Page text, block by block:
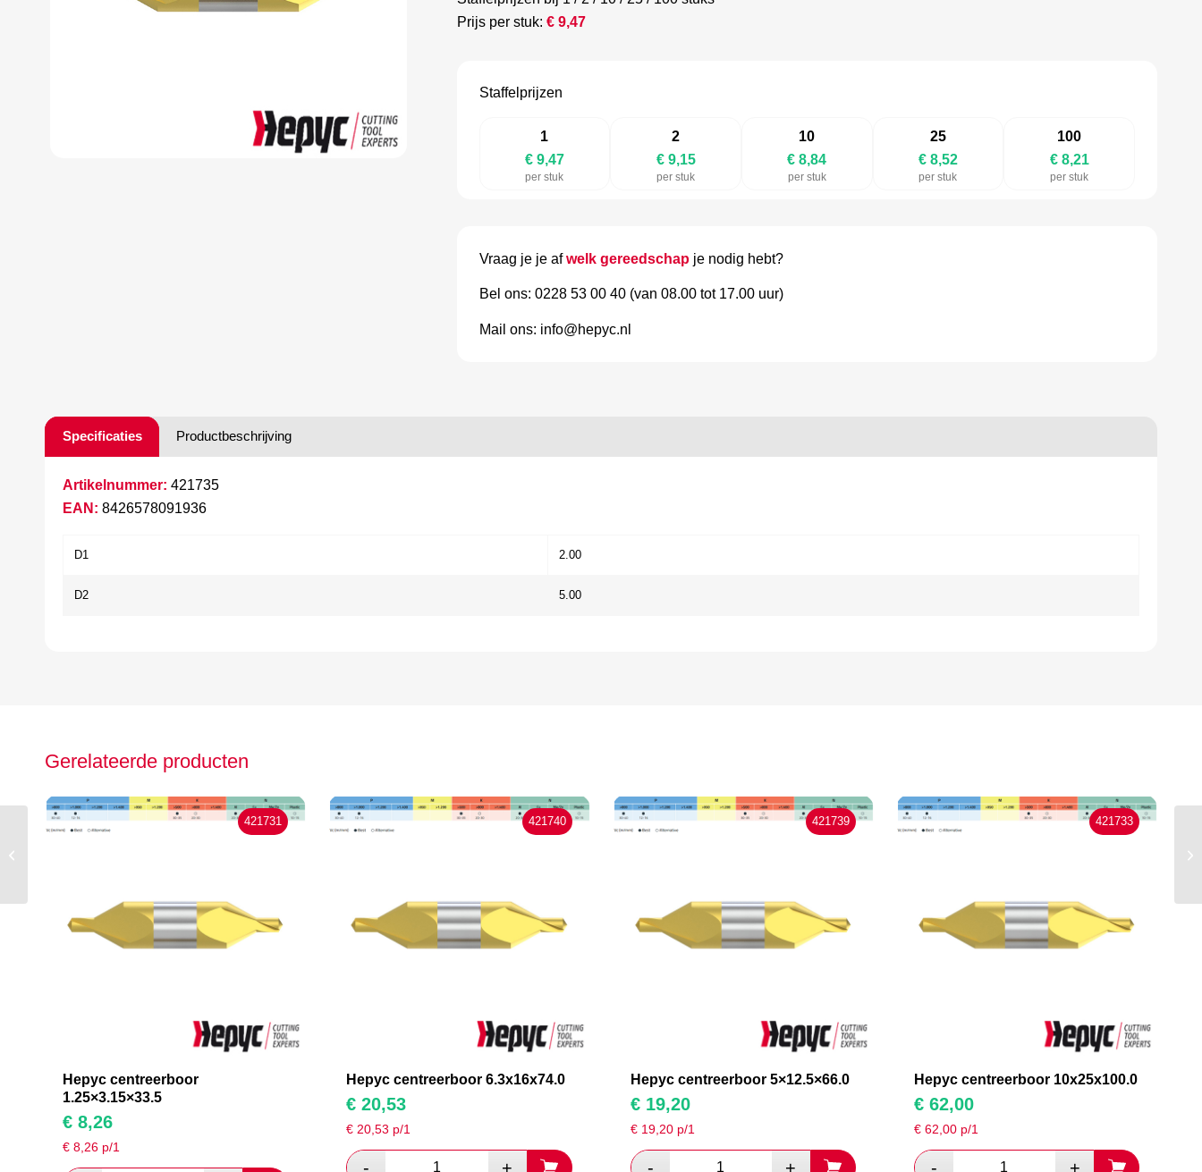
Prijs per stuk: € 9,47
Staffelprijzen
1
€ 9,47
per stuk
2
€ 9,15
per stuk
10
€ 8,84
per stuk
25
€ 8,52
per stuk
100
€ 8,21
per stuk
Vraag je je afwelk gereedschapje nodig hebt?
Bel ons: 0228 53 00 40 (van 08.00 tot 17.00 uur)
Mail ons: info@hepyc.nl
Specificaties Productbeschrijving
Artikelnummer: 421735
EAN: 8426578091936
D1 2.00
D2 5.00
Gerelateerde producten
421731
Hepyc centreerboor
1.25×3.15×33.5
€ 8,26
€ 8,26 p/1
421740
Hepyc centreerboor 6.3x16x74.0
€ 20,53
€20,53 p/1
421739
Hepyc centreerboor 5×12.5×66.0
€19,20
€ 19,20p/1
421733
Hepyc centreerboor 10x25x100.0
€62,00
€ 62,00p/1